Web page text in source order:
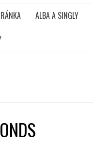
ALBA A SINGLY